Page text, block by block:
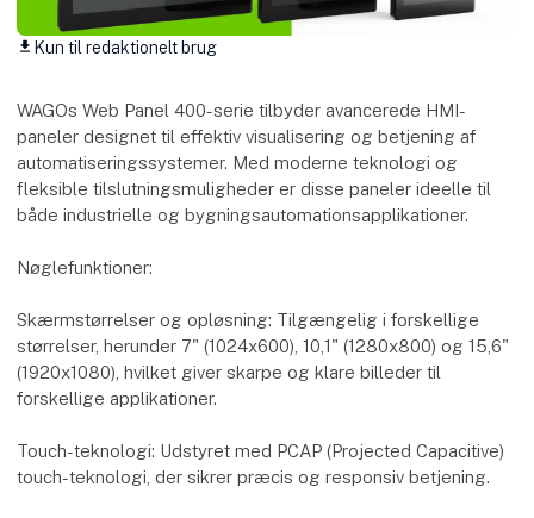
download Kun til redaktionelt brug
WAGOs Web Panel 400-serie tilbyder avancerede HMI-
paneler designet til effektiv visualisering og betjening af
automatiseringssystemer. Med moderne teknologi og
fleksible tilslutningsmuligheder er disse paneler ideelle til
både industrielle og bygningsautomationsapplikationer.
Nøglefunktioner:
Skærmstørrelser og opløsning: Tilgængelig i forskellige
størrelser, herunder 7" (1024x600), 10,1" (1280x800) og 15,6"
(1920x1080), hvilket giver skarpe og klare billeder til
forskellige applikationer.
Touch-teknologi: Udstyret med PCAP (Projected Capacitive)
touch-teknologi, der sikrer præcis og responsiv betjening.